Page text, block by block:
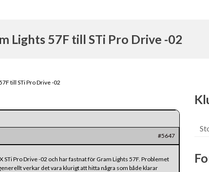
Lights 57F till STi Pro Drive -02
till STi Pro Drive -02
#5647
STi Pro Drive -02 och har fastnat för Gram Lights 57F. Problemet
verkar det vara klurigt att hitta några som både klarar